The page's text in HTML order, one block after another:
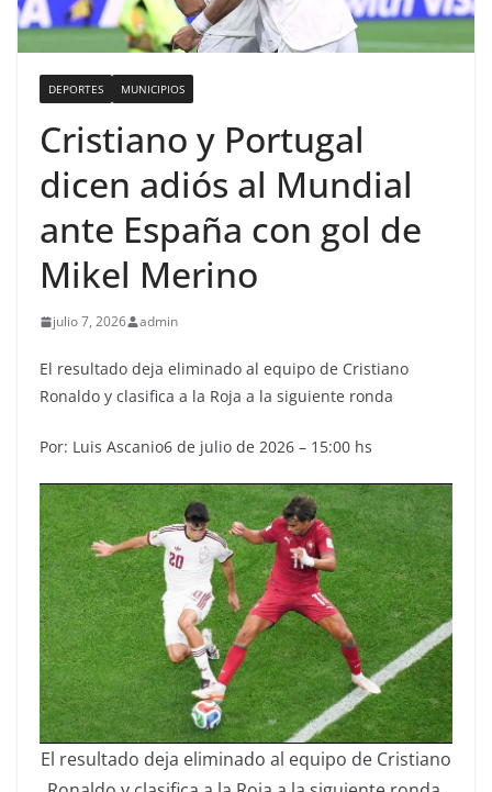
DEPORTES MUNICIPIOS
Cristiano y Portugal
dicen adiós al Mundial
ante España con gol de
Mikel Merino
julio 7, 2026 admin
El resultado deja eliminado al equipo de Cristiano
Ronaldo y clasifica a la Roja a la siguiente ronda
Por: Luis Ascanio6 de julio de 2026 – 15:00 hs
El resultado deja eliminado al equipo de Cristiano